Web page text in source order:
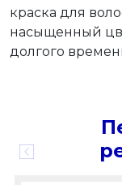
краска для
насыщенный
долгого